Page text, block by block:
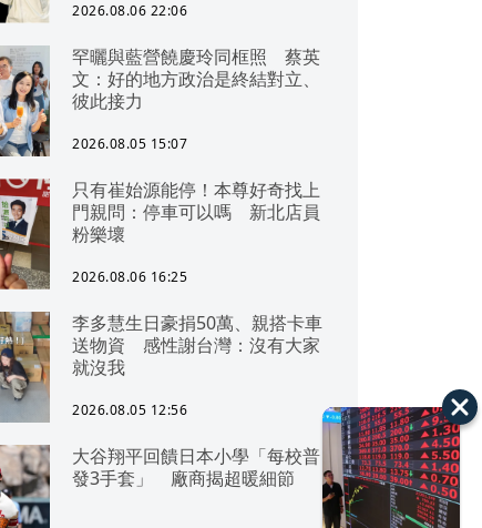
2026.08.06 22:06
罕曬與藍營饒慶玲同框照 蔡英
文：好的地方政治是終結對立、
彼此接力
2026.08.05 15:07
只有崔始源能停！本尊好奇找上
門親問：停車可以嗎 新北店員
粉樂壞
2026.08.06 16:25
李多慧生日豪捐50萬、親搭卡車
送物資 感性謝台灣：沒有大家
就沒我
2026.08.05 12:56
大谷翔平回饋日本小學「每校普
發3手套」 廠商揭超暖細節